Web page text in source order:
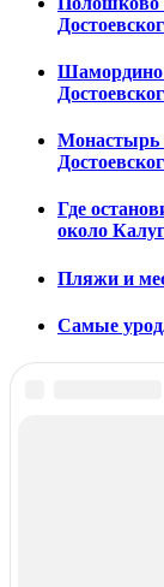
Шамордино
Монастырь
Где
около
Пляжи и
Самые